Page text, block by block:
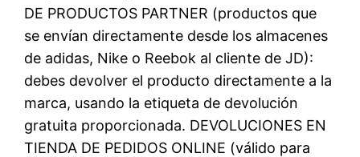
DE PRODUCTOS PARTNER (productos que
se envían directamente desde los almacenes
de adidas, Nike o Reebok al cliente de JD):
debes devolver el producto directamente a la
marca, usando la etiqueta de devolución
gratuita proporcionada. DEVOLUCIONES EN
TIENDA DE PEDIDOS ONLINE (válido para